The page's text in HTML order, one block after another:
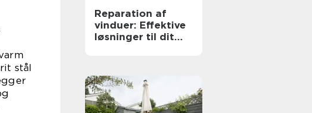
stål
Reparation af
vinduer: Effektive
løsninger til dit